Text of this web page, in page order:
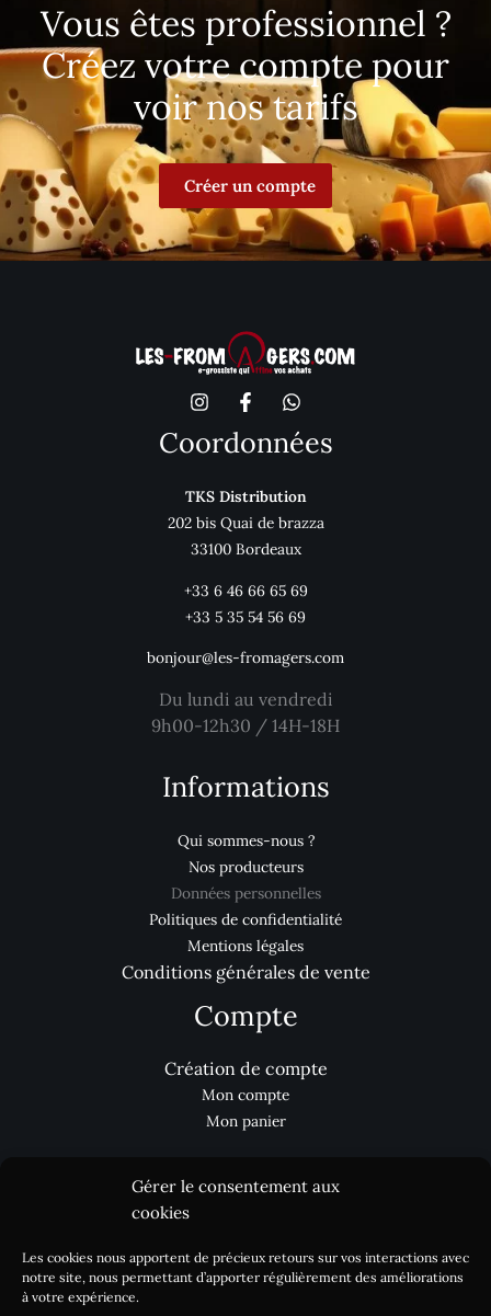
Gérer le consentement aux
cookies
Les cookies nous apportent de précieux retours sur vos interactions avec
notre site, nous permettant d’apporter régulièrement des améliorations
à votre expérience.
Vous êtes professionnel ?
Créez votre compte pour
voir nos tarifs
Créer un compte
Coordonnées
TKS Distribution
202 bis Quai de brazza
33100 Bordeaux
+33 6 46 66 65 69
+33 5 35 54 56 69
bonjour@les-fromagers.com
Du lundi au vendredi
9h00-12h30 / 14H-18H
Informations
Qui sommes-nous ?
Nos producteurs
Données personnelles
Politiques de confidentialité
Mentions légales
Conditions générales de vente
Compte
Création de compte
Mon compte
Mon panier
Nous contacter
Processus de commande